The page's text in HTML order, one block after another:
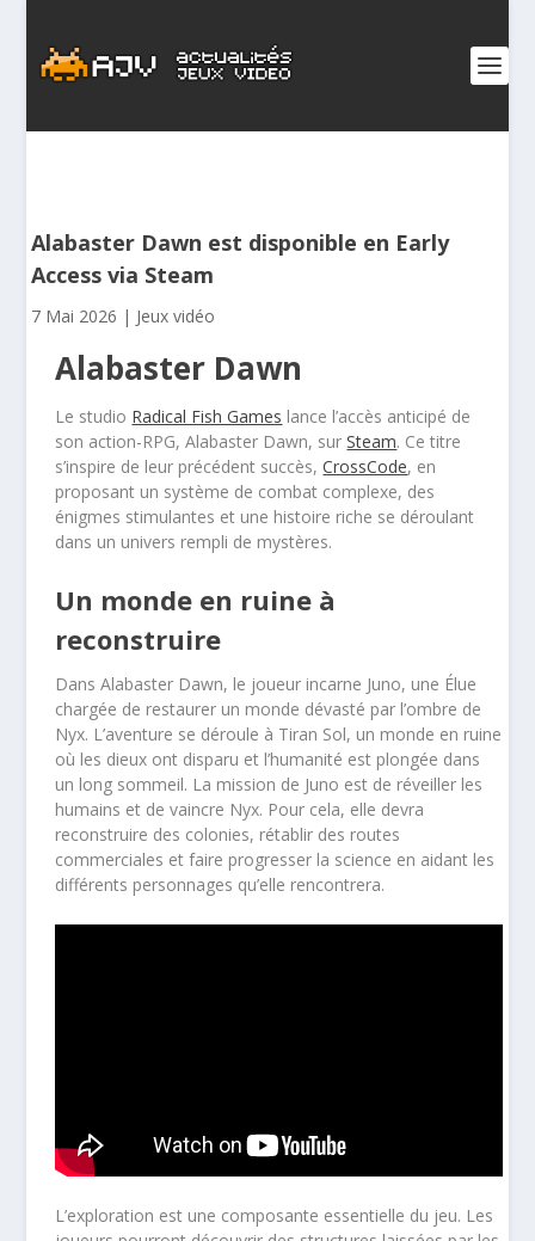
Alabaster Dawn est disponible en Early
Access via Steam
7 Mai 2026 | Jeux vidéo
Alabaster Dawn
Le studio Radical Fish Games lance l’accès anticipé de
son action-RPG, Alabaster Dawn, surSteam. Ce titre
s’inspire de leur précédent succès,CrossCode, en
proposant un système de combat complexe, des
énigmes stimulantes et une histoire riche se déroulant
dans un univers rempli de mystères.
Un monde en ruine à
reconstruire
Dans Alabaster Dawn, le joueur incarne Juno, une Élue
chargée de restaurer un monde dévasté par l’ombre de
Nyx. L’aventure se déroule à Tiran Sol, un monde en ruine
où les dieux ont disparu et l’humanité est plongée dans
un long sommeil. La mission de Juno est de réveiller les
humains et de vaincre Nyx. Pour cela, elle devra
reconstruire des colonies, rétablir des routes
commerciales et faire progresser la science en aidant les
différents personnages qu’elle rencontrera.
L’exploration est une composante essentielle du jeu. Les